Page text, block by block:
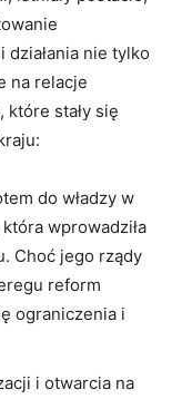
nie tylko
na relacje
stały się
do władzy w
wprowadziła
Choć jego rządy
reform
ograniczenia i
i otwarcia na